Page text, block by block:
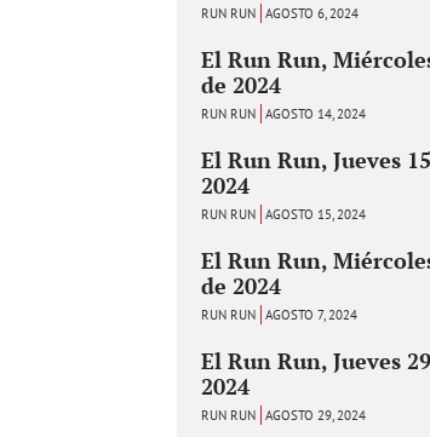
RUN RUN AGOSTO 6, 2024
El Run Run,
de 2024
RUN RUN AGOSTO 14, 2024
El Run Run, Jueves
2024
RUN RUN AGOSTO 15, 2024
El Run Run,
de 2024
RUN RUN AGOSTO 7, 2024
El Run Run, Jueves
2024
RUN RUN AGOSTO 29, 2024